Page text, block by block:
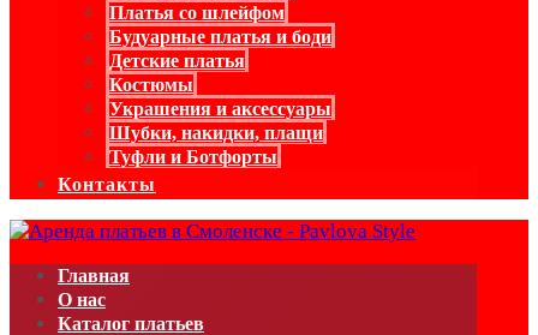
Платья со шлейфом
Будуарные платья и боди
Детские платья
Костюмы
Украшения и аксессуары
Шубки, накидки, плащи
Туфли и Ботфорты
Контакты
Главная
О нас
Каталог платьев